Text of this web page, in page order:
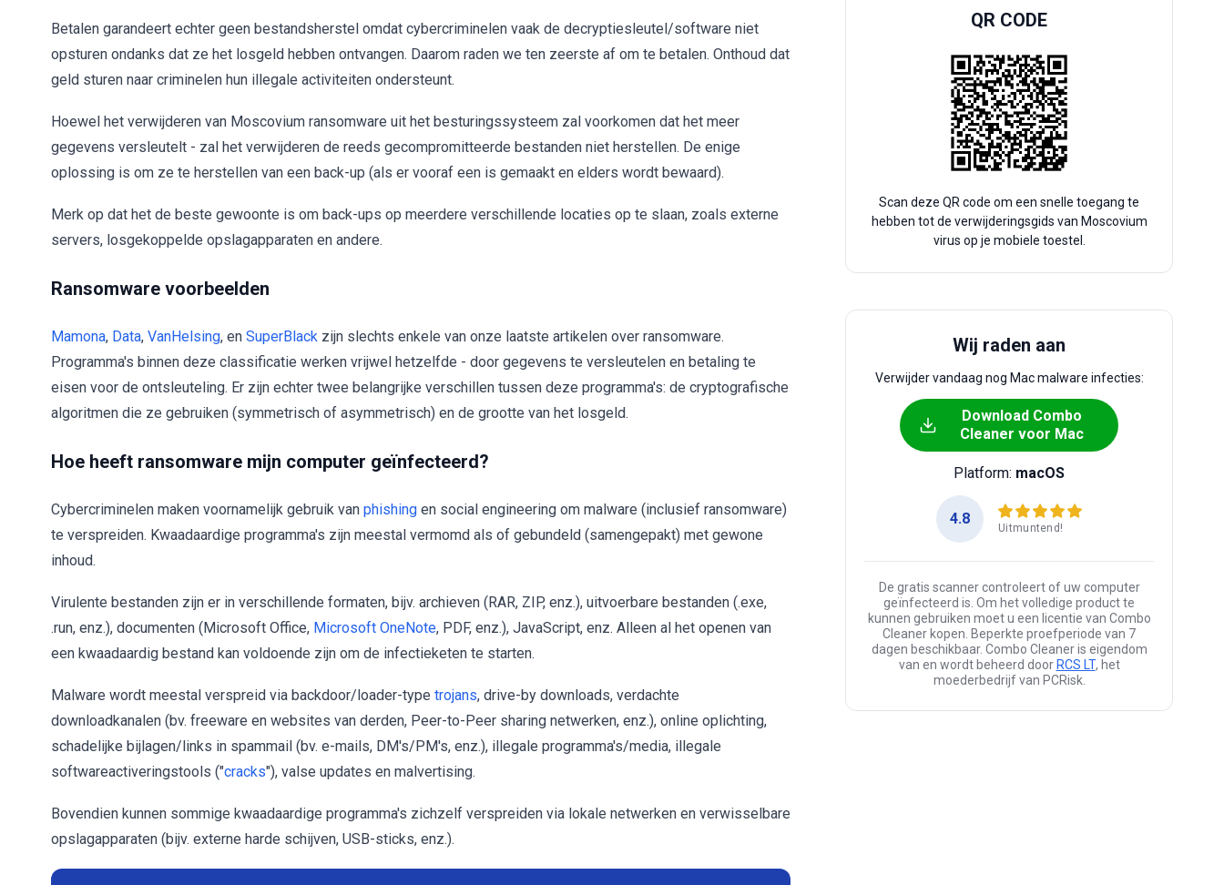
Betalen garandeert echter geen bestandsherstel omdat cybercriminelen vaak de decryptiesleutel/software niet
opsturen ondanks dat ze het losgeld hebben ontvangen. Daarom raden we ten zeerste af om te betalen. Onthoud dat
geld sturen naar criminelen hun illegale activiteiten ondersteunt.
Hoewel het verwijderen van Moscovium ransomware uit het besturingssysteem zal voorkomen dat het meer
gegevens versleutelt - zal het verwijderen de reeds gecompromitteerde bestanden niet herstellen. De enige
oplossing is om ze te herstellen van een back-up (als er vooraf een is gemaakt en elders wordt bewaard).
Merk op dat het de beste gewoonte is om back-ups op meerdere verschillende locaties op te slaan, zoals externe
servers, losgekoppelde opslagapparaten en andere.
Ransomware voorbeelden
Mamona, Data, VanHelsing, en SuperBlack zijn slechts enkele van onze laatste artikelen over ransomware.
Programma's binnen deze classificatie werken vrijwel hetzelfde - door gegevens te versleutelen en betaling te
eisen voor de ontsleuteling. Er zijn echter twee belangrijke verschillen tussen deze programma's: de cryptografische
algoritmen die ze gebruiken (symmetrisch of asymmetrisch) en de grootte van het losgeld.
Hoe heeft ransomware mijn computer geïnfecteerd?
Cybercriminelen maken voornamelijk gebruik van phishing en social engineering om malware (inclusief ransomware)
te verspreiden. Kwaadaardige programma's zijn meestal vermomd als of gebundeld (samengepakt) met gewone
inhoud.
Virulente bestanden zijn er in verschillende formaten, bijv. archieven (RAR, ZIP, enz.), uitvoerbare bestanden (.exe,
.run, enz.), documenten (Microsoft Office, Microsoft OneNote, PDF, enz.), JavaScript, enz. Alleen al het openen van
een kwaadaardig bestand kan voldoende zijn om de infectieketen te starten.
Malware wordt meestal verspreid via backdoor/loader-type trojans, drive-by downloads, verdachte
downloadkanalen (bv. freeware en websites van derden, Peer-to-Peer sharing netwerken, enz.), online oplichting,
schadelijke bijlagen/links in spammail (bv. e-mails, DM's/PM's, enz.), illegale programma's/media, illegale
softwareactiveringstools ("cracks"), valse updates en malvertising.
Bovendien kunnen sommige kwaadaardige programma's zichzelf verspreiden via lokale netwerken en verwisselbare
opslagapparaten (bijv. externe harde schijven, USB-sticks, enz.).
QR CODE
Scan deze QR code om een snelle toegang te
hebben tot de verwijderingsgids van Moscovium
virus op je mobiele toestel.
Wij raden aan
Verwijder vandaag nog Mac malware infecties:
Download Combo
Cleaner voor Mac
Platform: macOS
4.8
Uitmuntend!
De gratis scanner controleert of uw computer
geïnfecteerd is. Om het volledige product te
kunnen gebruiken moet u een licentie van Combo
Cleaner kopen. Beperkte proefperiode van 7
dagen beschikbaar. Combo Cleaner is eigendom
van en wordt beheerd door RCS LT, het
moederbedrijf van PCRisk.